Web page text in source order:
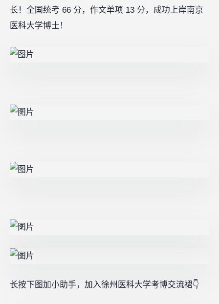
长！全国统考 66 分，作文单项 13 分，成功上岸南京
医科大学博士！
长按下图加小助手，加入徐州医科大学考博交流裙👇